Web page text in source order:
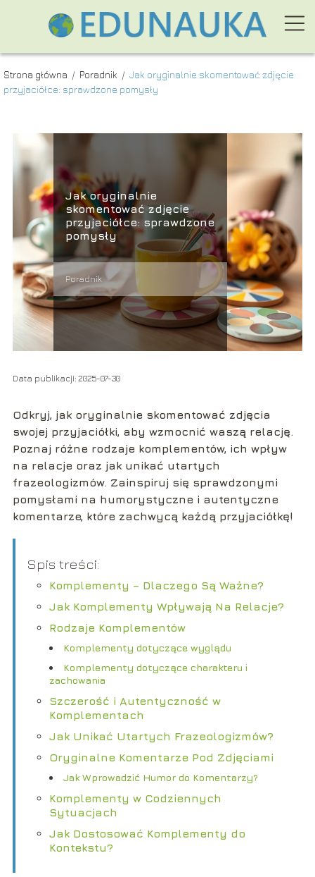
Strona główna / Poradnik / Jak oryginalnie skomentować zdjęcie
przyjaciółce: sprawdzone pomysły
Jak oryginalnie
skomentować zdjęcie
przyjaciółce: sprawdzone
pomysły
Poradnik
Data publikacji: 2025-07-30
Odkryj, jak oryginalnie skomentować zdjęcia
swojej przyjaciółki, aby wzmocnić waszą relację.
Poznaj różne rodzaje komplementów, ich wpływ
na relacje oraz jak unikać utartych
frazeologizmów. Zainspiruj się sprawdzonymi
pomysłami na humorystyczne i autentyczne
komentarze, które zachwycą każdą przyjaciółkę!
Spis treści:
Komplementy – Dlaczego Są Ważne?
Jak Komplementy Wpływają Na Relacje?
Rodzaje Komplementów
Komplementy dotyczące wyglądu
Komplementy dotyczące charakteru i
zachowania
Szczerość i Autentyczność w
Komplementach
Jak Unikać Utartych Frazeologizmów?
Oryginalne Komentarze Pod Zdjęciami
Jak Wprowadzić Humor do Komentarzy?
Komplementy w Codziennych
Sytuacjach
Jak Dostosować Komplementy do
Kontekstu?